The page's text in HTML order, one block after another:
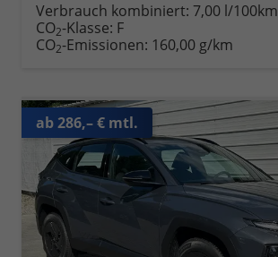
Verbrauch kombiniert: 7,00 l/100km
CO2-Klasse: F
CO2-Emissionen: 160,00 g/km
ab 286,– € mtl.